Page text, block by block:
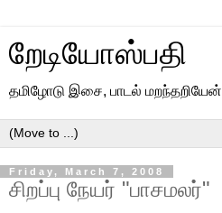
றேடியோஸ்பதி
தமிழோடு இசை, பாடல் மறந்தறியேன்
Friday, March 7, 2008
சிறப்பு நேயர் "பாசமலர்"